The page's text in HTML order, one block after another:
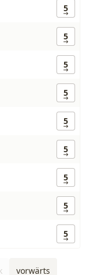
5
5
5
5
5
5
5
5
5
vorwärts